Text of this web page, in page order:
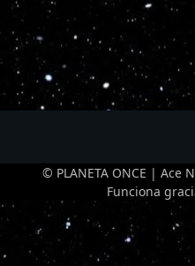
© PLANETA ONCE | Ace
Funciona
Optimized by
Turns on site high speed to be